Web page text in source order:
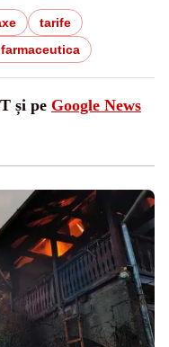
tarife
și pe Google News